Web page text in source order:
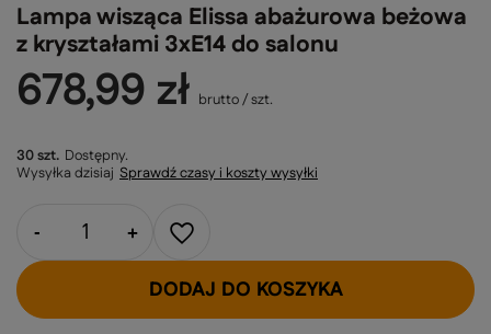
Lampa wisząca Elissa abażurowa beżowa
z kryształami 3xE14 do salonu
30 szt. Dostępny
Wysyłka dzisiaj Sprawdź czasy i koszty wysyłki
678,99 zł brutto/szt.
- +
DODAJ DO KOSZYKA